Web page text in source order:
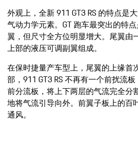
外观上，全新 911 GT3 RS 的特点是
气动力学元素。GT 跑车最突出的特
翼，但尺寸全方位明显增大。尾翼由
上部的液压可调副翼组成。
在保时捷量产车型上，尾翼的上缘首
部，911 GT3 RS 不再有一个前扰流
前分流板，将上下两层的气流完全分
地将气流引导向外。前翼子板上的百
通风。